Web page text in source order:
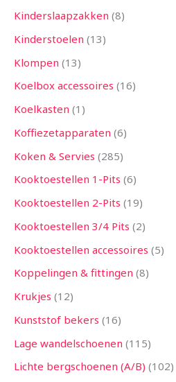
Kinderslaapzakken 8
Kinderstoelen 13
Klompen 13
Koelbox accessoires 16
Koelkasten 1
Koffiezetapparaten 6
Koken & Servies 285
Kooktoestellen 1-Pits 6
Kooktoestellen 2-Pits 19
Kooktoestellen 3/4 Pits 2
Kooktoestellen accessoires 5
Koppelingen & fittingen 8
Krukjes 12
Kunststof bekers 16
Lage wandelschoenen 115
Lichte bergschoenen (A/B) 102